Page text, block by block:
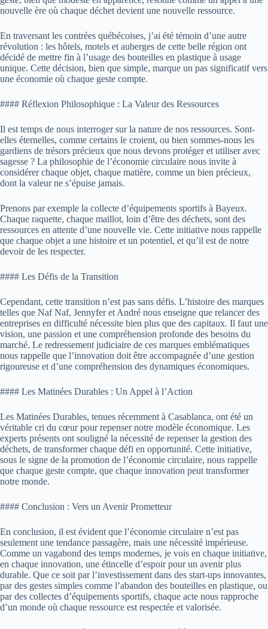
nouvelle ère où chaque déchet devient une nouvelle ressource.
En traversant les contrées québécoises, j’ai été témoin d’une autre
révolution : les hôtels, motels et auberges de cette belle région ont
décidé de mettre fin à l’usage des bouteilles en plastique à usage
unique. Cette décision, bien que simple, marque un pas significatif vers
une économie où chaque geste compte.
#### Réflexion Philosophique : La Valeur des Ressources
Il est temps de nous interroger sur la nature de nos ressources. Sont-
elles éternelles, comme certains le croient, ou bien sommes-nous les
gardiens de trésors précieux que nous devons protéger et utiliser avec
sagesse ? La philosophie de l’économie circulaire nous invite à
considérer chaque objet, chaque matière, comme un bien précieux,
dont la valeur ne s’épuise jamais.
Prenons par exemple la collecte d’équipements sportifs à Bayeux.
Chaque raquette, chaque maillot, loin d’être des déchets, sont des
ressources en attente d’une nouvelle vie. Cette initiative nous rappelle
que chaque objet a une histoire et un potentiel, et qu’il est de notre
devoir de les respecter.
#### Les Défis de la Transition
Cependant, cette transition n’est pas sans défis. L’histoire des marques
telles que Naf Naf, Jennyfer et André nous enseigne que relancer des
entreprises en difficulté nécessite bien plus que des capitaux. Il faut une
vision, une passion et une compréhension profonde des besoins du
marché. Le redressement judiciaire de ces marques emblématiques
nous rappelle que l’innovation doit être accompagnée d’une gestion
rigoureuse et d’une compréhension des dynamiques économiques.
#### Les Matinées Durables : Un Appel à l’Action
Les Matinées Durables, tenues récemment à Casablanca, ont été un
véritable cri du cœur pour repenser notre modèle économique. Les
experts présents ont souligné la nécessité de repenser la gestion des
déchets, de transformer chaque défi en opportunité. Cette initiative,
sous le signe de la promotion de l’économie circulaire, nous rappelle
que chaque geste compte, que chaque innovation peut transformer
notre monde.
#### Conclusion : Vers un Avenir Prometteur
En conclusion, il est évident que l’économie circulaire n’est pas
seulement une tendance passagère, mais une nécessité impérieuse.
Comme un vagabond des temps modernes, je vois en chaque initiative,
en chaque innovation, une étincelle d’espoir pour un avenir plus
durable. Que ce soit par l’investissement dans des start-ups innovantes,
par des gestes simples comme l’abandon des bouteilles en plastique, ou
par des collectes d’équipements sportifs, chaque acte nous rapproche
d’un monde où chaque ressource est respectée et valorisée.